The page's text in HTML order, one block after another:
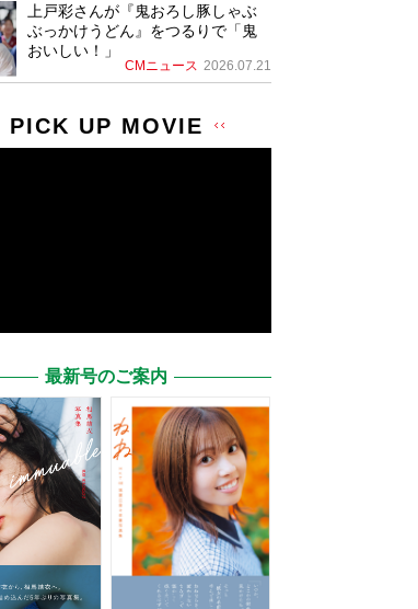
上戸彩さんが『鬼おろし豚しゃぶ
ぶっかけうどん』をつるりで「鬼
おいしい！」
CMニュース 2026.07.21
PICK UP MOVIE
最新号のご案内